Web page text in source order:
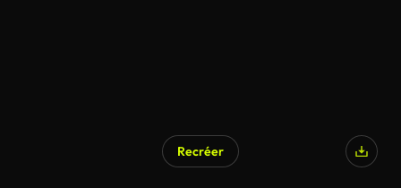
Recréer